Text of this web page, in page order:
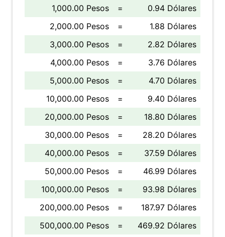
1,000.00 Pesos =
0.94 Dólares
2,000.00 Pesos
=
1.88 Dólares
3,000.00 Pesos
=
2.82 Dólares
4,000.00 Pesos
=
3.76 Dólares
5,000.00 Pesos
=
4.70 Dólares
10,000.00 Pesos
=
9.40 Dólares
20,000.00 Pesos
=
18.80 Dólares
30,000.00 Pesos
=
28.20 Dólares
40,000.00 Pesos
=
37.59 Dólares
50,000.00 Pesos
=
46.99 Dólares
100,000.00 Pesos
=
93.98 Dólares
200,000.00 Pesos
=
187.97 Dólares
500,000.00 Pesos
= 469.92 Dólares